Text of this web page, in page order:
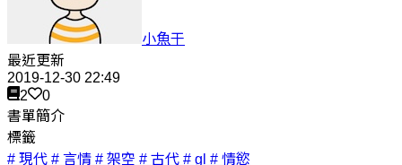
小魚干
最近更新
2019-12-30 22:49
2
0
書單簡介
標籤
# 現代 # 言情 # 架空 # 古代 # gl # 情慾